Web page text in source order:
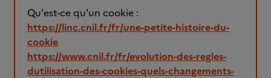
Qu'est-ce qu'un cookie :
https://linc.cnil.fr/fr/une-petite-histoire-du-
cookie
https://www.cnil.fr/fr/evolution-des-regles-
dutilisation-des-cookies-quels-changements-